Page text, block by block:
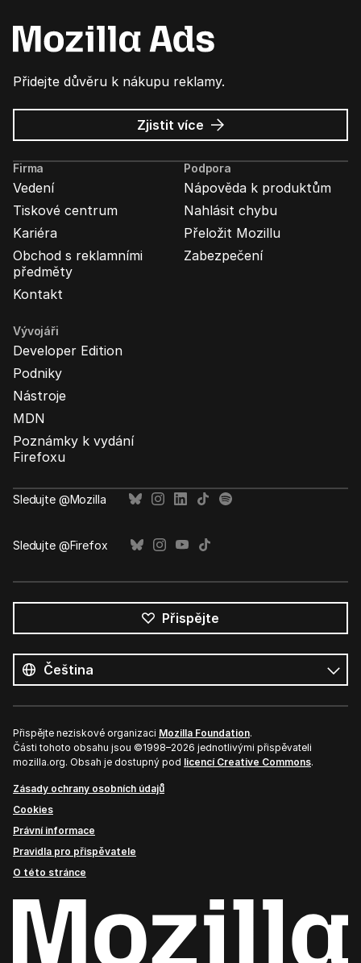
Přidejte důvěru k nákupu reklamy.
Zjistit více o
Mozilla
Ads
Firma
Vedení
Tiskové centrum
Kariéra
Obchod s reklamními
předměty
Kontakt
Podpora
Nápověda k produktům
Nahlásit chybu
Přeložit Mozillu
Zabezpečení
Vývojáři
Developer Edition
Podniky
Nástroje
MDN
Poznámky k vydání
Firefoxu
Sledujte @Mozilla
Sledujte @Firefox
Přispějte
jazyky
Jazyk
Přispějte neziskové organizaci Mozilla Foundation.
Části tohoto obsahu jsou ©1998–2026 jednotlivými přispěvateli
mozilla.org. Obsah je dostupný pod licencí Creative Commons.
Zásady ochrany osobních údajů
Cookies
Právní informace
Pravidla pro přispěvatele
O této stránce